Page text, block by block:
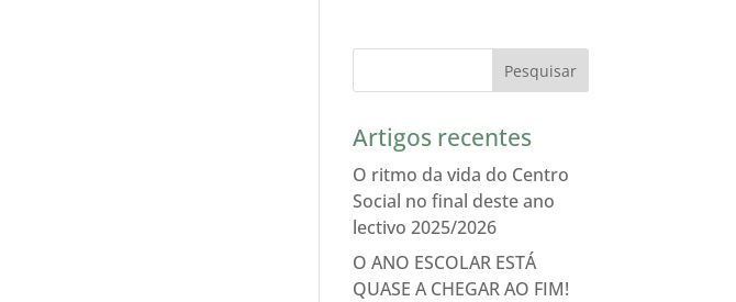
Artigos recentes
O ritmo da vida do Centro
Social no final deste ano
lectivo 2025/2026
O ANO ESCOLAR ESTÁ
QUASE A CHEGAR AO FIM!